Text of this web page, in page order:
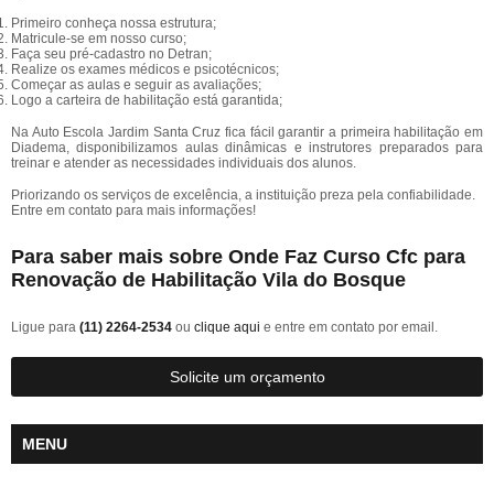
Primeiro conheça nossa estrutura;
Matricule-se em nosso curso;
Faça seu pré-cadastro no Detran;
Realize os exames médicos e psicotécnicos;
Começar as aulas e seguir as avaliações;
Logo a carteira de habilitação está garantida;
Na Auto Escola Jardim Santa Cruz fica fácil garantir a primeira habilitação em
Diadema, disponibilizamos aulas dinâmicas e instrutores preparados para
treinar e atender as necessidades individuais dos alunos.
Priorizando os serviços de excelência, a instituição preza pela confiabilidade.
Entre em contato para mais informações!
Para saber mais sobre Onde Faz Curso Cfc para
Renovação de Habilitação Vila do Bosque
Ligue para (11) 2264-2534 ou clique aqui e entre em contato por email.
Solicite um orçamento
MENU